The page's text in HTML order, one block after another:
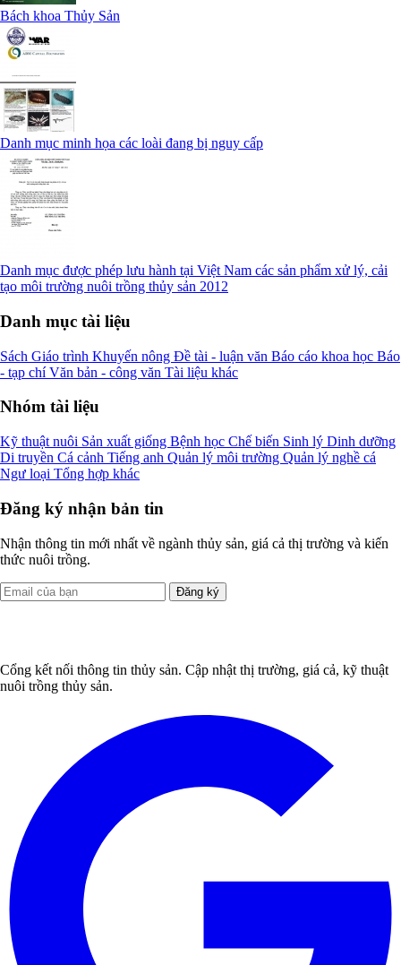
Bách khoa Thủy Sản
Danh mục minh họa các loài đang bị nguy cấp
Danh mục được phép lưu hành tại Việt Nam các sản phẩm xử lý, cải
tạo môi trường nuôi trồng thủy sản 2012
Danh mục tài liệu
Sách Giáo trình Khuyến nông Đề tài - luận văn Báo cáo khoa học Báo
- tạp chíVăn bản - công văn Tài liệu khác
Nhóm tài liệu
Kỹ thuật nuôi Sản xuất giống Bệnh học Chế biến Sinh lý Dinh dưỡng
Di truyền Cá cảnh Tiếng anh Quản lý môi trường Quản lý nghề cá
Ngư loại Tổng hợp khác
Đăng ký nhận bản tin
Nhận thông tin mới nhất về ngành thủy sản, giá cả thị trường và kiến
thức nuôi trồng.
Đăng ký
Cổng kết nối thông tin thủy sản. Cập nhật thị trường, giá cả, kỹ thuật
nuôi trồng thủy sản.